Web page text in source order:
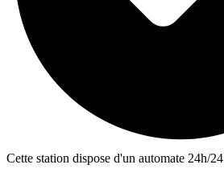
Cette station dispose d'un automate 24h/24